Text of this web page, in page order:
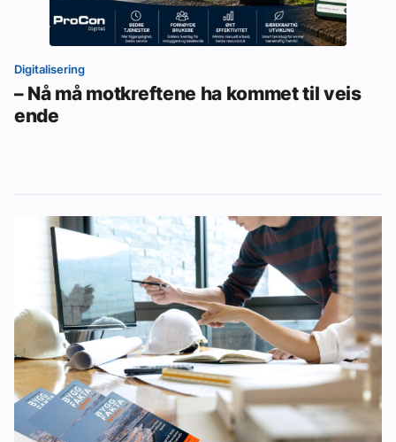
Digitalisering
– Nå må motkreftene ha kommet til veis
ende